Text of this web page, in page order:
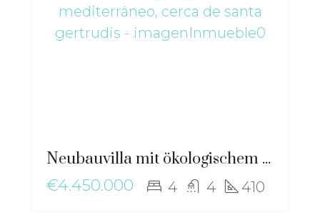
Neubauvilla mit ökologischem Design und mediterranem Charme, nahe Santa Gertrudis – ma-2506
€4.450.000
4 4 410